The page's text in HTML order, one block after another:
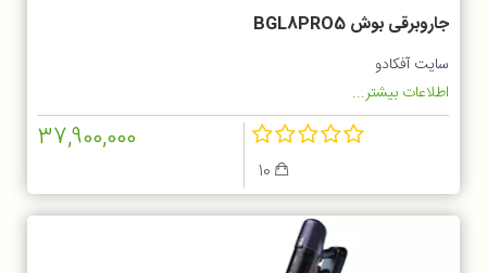
جاروبرقی بوش BGL8PRO5
سایت آفکادو
اطلاعات بیشتر...
10
37,900,000